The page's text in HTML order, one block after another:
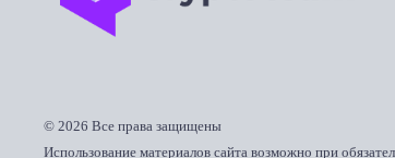
© 2026 Все права защищены
Использование материалов сайта возможно при